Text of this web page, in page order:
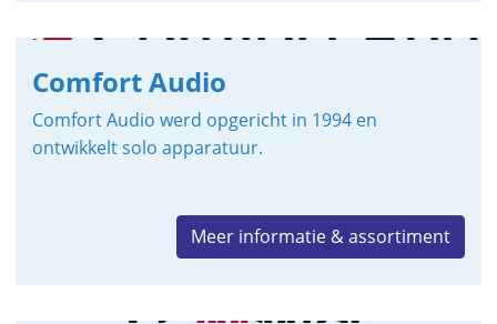
Comfort Audio
Comfort Audio werd opgericht in 1994 en
ontwikkelt solo apparatuur.
Meer informatie & assortiment